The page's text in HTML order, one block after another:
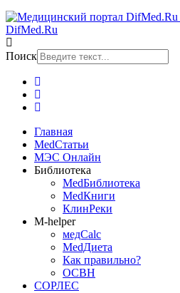
DifMed.Ru
Поиск
Главная
MedСтатьи
МЭС Онлайн
Библиотека
MedБиблиотека
MedКниги
КлинРеки
M-helper
медCalc
MedДиета
Как правильно?
ОСВН
СОРЛЕС